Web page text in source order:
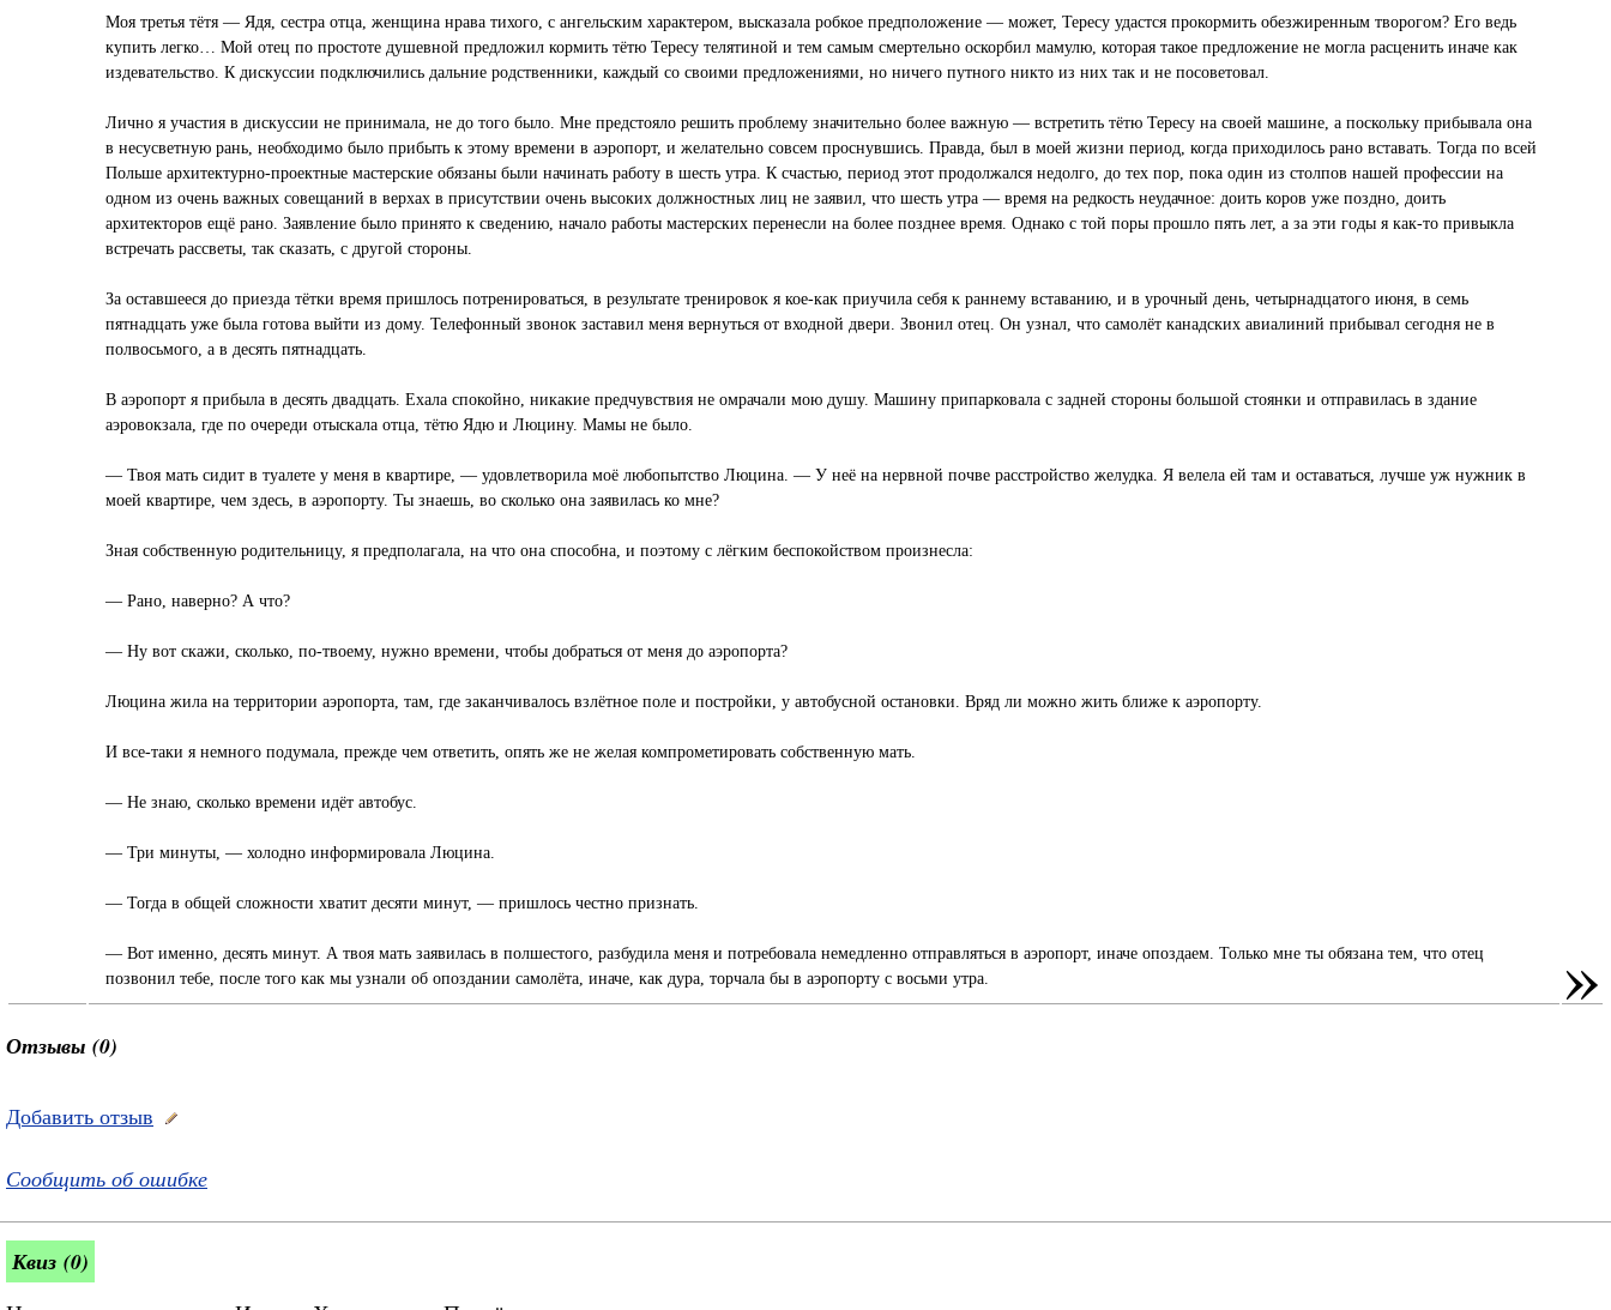
Моя третья тётя — Ядя, сестра отца, женщина нрава тихого, с ангельским характером, высказала робкое предположение — может, Тересу удастся прокормить обезжиренным творогом? Его ведь
купить легко… Мой отец по простоте душевной предложил кормить тётю Тересу телятиной и тем самым смертельно оскорбил мамулю, которая такое предложение не могла расценить иначе как
издевательство. К дискуссии подключились дальние родственники, каждый со своими предложениями, но ничего путного никто из них так и не посоветовал.
Лично я участия в дискуссии не принимала, не до того было. Мне предстояло решить проблему значительно более важную — встретить тётю Тересу на своей машине, а поскольку прибывала она
в несусветную рань, необходимо было прибыть к этому времени в аэропорт, и желательно совсем проснувшись. Правда, был в моей жизни период, когда приходилось рано вставать. Тогда по всей
Польше архитектурно-проектные мастерские обязаны были начинать работу в шесть утра. К счастью, период этот продолжался недолго, до тех пор, пока один из столпов нашей профессии на
одном из очень важных совещаний в верхах в присутствии очень высоких должностных лиц не заявил, что шесть утра — время на редкость неудачное: доить коров уже поздно, доить
архитекторов ещё рано. Заявление было принято к сведению, начало работы мастерских перенесли на более позднее время. Однако с той поры прошло пять лет, а за эти годы я как-то привыкла
встречать рассветы, так сказать, с другой стороны.
За оставшееся до приезда тётки время пришлось потренироваться, в результате тренировок я кое-как приучила себя к раннему вставанию, и в урочный день, четырнадцатого июня, в семь
пятнадцать уже была готова выйти из дому. Телефонный звонок заставил меня вернуться от входной двери. Звонил отец. Он узнал, что самолёт канадских авиалиний прибывал сегодня не в
полвосьмого, а в десять пятнадцать.
В аэропорт я прибыла в десять двадцать. Ехала спокойно, никакие предчувствия не омрачали мою душу. Машину припарковала с задней стороны большой стоянки и отправилась в здание
аэровокзала, где по очереди отыскала отца, тётю Ядю и Люцину. Мамы не было.
— Твоя мать сидит в туалете у меня в квартире, — удовлетворила моё любопытство Люцина. — У неё на нервной почве расстройство желудка. Я велела ей там и оставаться, лучше уж нужник в
моей квартире, чем здесь, в аэропорту. Ты знаешь, во сколько она заявилась ко мне?
Зная собственную родительницу, я предполагала, на что она способна, и поэтому с лёгким беспокойством произнесла:
— Рано, наверно? А что?
— Ну вот скажи, сколько, по-твоему, нужно времени, чтобы добраться от меня до аэропорта?
Люцина жила на территории аэропорта, там, где заканчивалось взлётное поле и постройки, у автобусной остановки. Вряд ли можно жить ближе к аэропорту.
И все-таки я немного подумала, прежде чем ответить, опять же не желая компрометировать собственную мать.
— Не знаю, сколько времени идёт автобус.
— Три минуты, — холодно информировала Люцина.
— Тогда в общей сложности хватит десяти минут, — пришлось честно признать.
— Вот именно, десять минут. А твоя мать заявилась в полшестого, разбудила меня и потребовала немедленно отправляться в аэропорт, иначе опоздаем. Только мне ты обязана тем, что отец
позвонил тебе, после того как мы узнали об опоздании самолёта, иначе, как дура, торчала бы в аэропорту с восьми утра.
»
Отзывы (0)
Добавить отзыв
Сообщить об ошибке
Квиз (0)